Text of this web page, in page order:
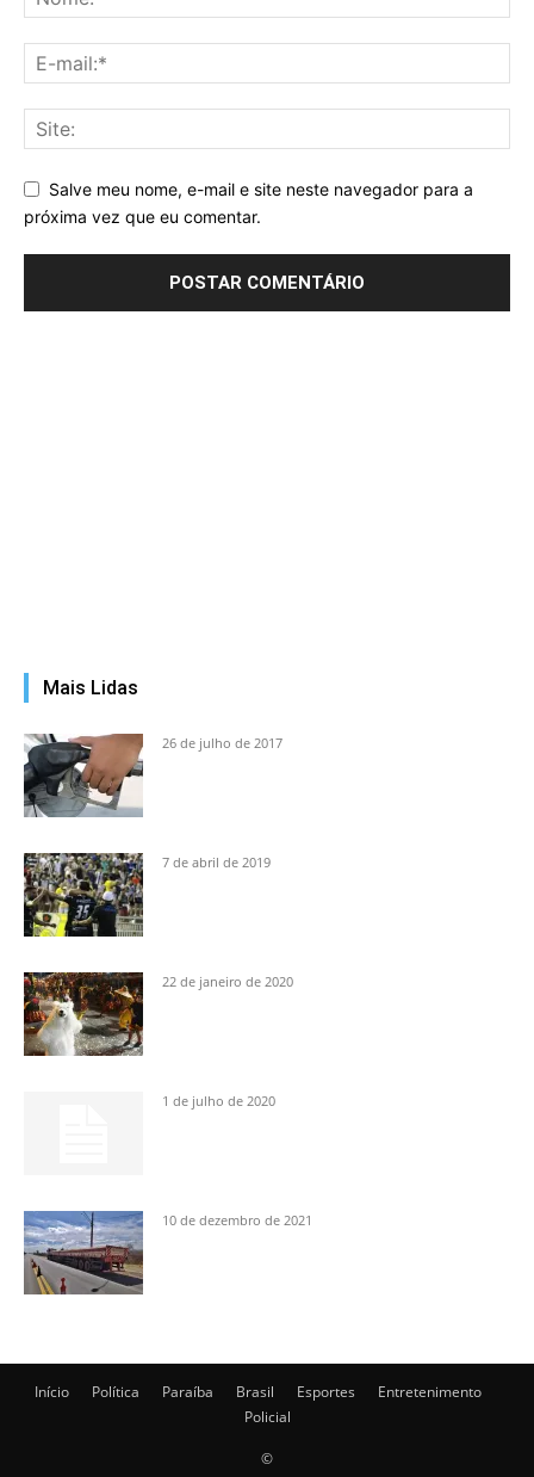
Salve meu nome, e-mail e site neste navegador para a
próxima vez que eu comentar.
Mais Lidas
26 de julho de 2017
7 de abril de 2019
22 de janeiro de 2020
1 de julho de 2020
10 de dezembro de 2021
Início Política Paraíba Brasil Esportes
Entretenimento
Policial
©